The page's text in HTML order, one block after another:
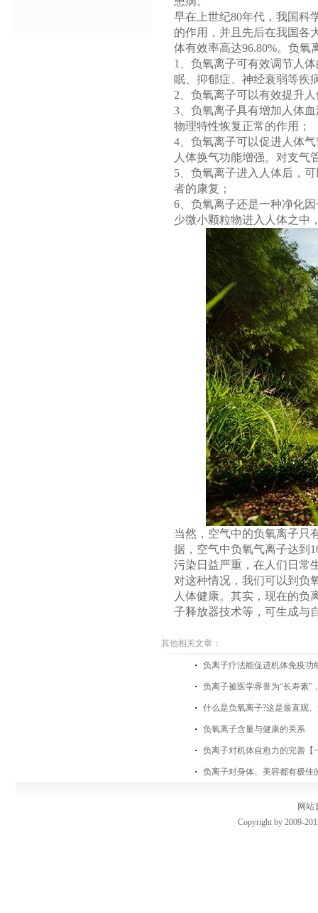
早在上世纪80年代，我国科
的作用，并且先后在我国各
体有效率高达96.80%。负
1、负氧离子可有效调节人
眠、抑郁症、神经衰弱等疾
2、负氧离子可以有效提升
3、负氧离子具有增加人体
物理特性恢复正常的作用；
4、负氧离子可以促进人体
人体换气功能增强。对支气
5、负氧离子进入人体后，
者的康复；
6、负氧离子还是一种净化
少微小颗粒物进入人体之中
当然，空气中的负氧离子只
据，空气中负氧气离子达到
污染日益严重，在人们日常
对这种情况，我们可以到负
人体健康。其实，现在的负
子释放器技术等，可生成与
其他相关文章：
负离子疗法能促进机体免疫功
负离子被医学界誉为“长寿素”
什么是负氧离子?这是最直观
负氧离子含量与健康的关系
负离子对机体自愈力的完善【
负离子对身体、美容都有极佳
网站
Copyright by 2009-